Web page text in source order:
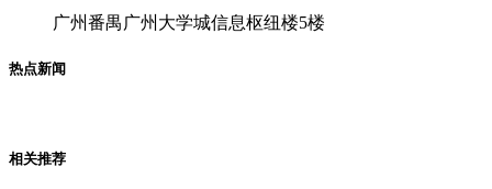
广州番禺广州大学城信息枢纽楼5楼
热点新闻
相关推荐